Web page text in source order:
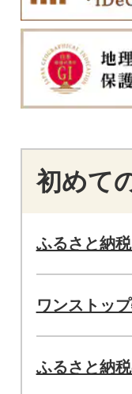
初めて
ふるさと納
ワンストッ
ふるさと納